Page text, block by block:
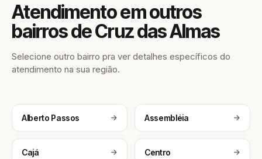
Atendimento em outros
bairros de Cruz das Almas
Selecione outro bairro pra ver detalhes específicos do
atendimento na sua região.
Alberto Passos Assembléia
Cajá Centro